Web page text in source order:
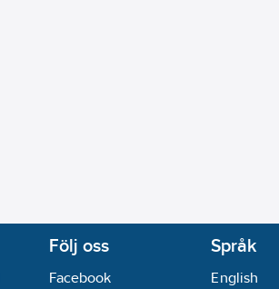
Följ oss
Facebook
Språk
English